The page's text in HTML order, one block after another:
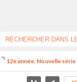
12e année. Nouvelle